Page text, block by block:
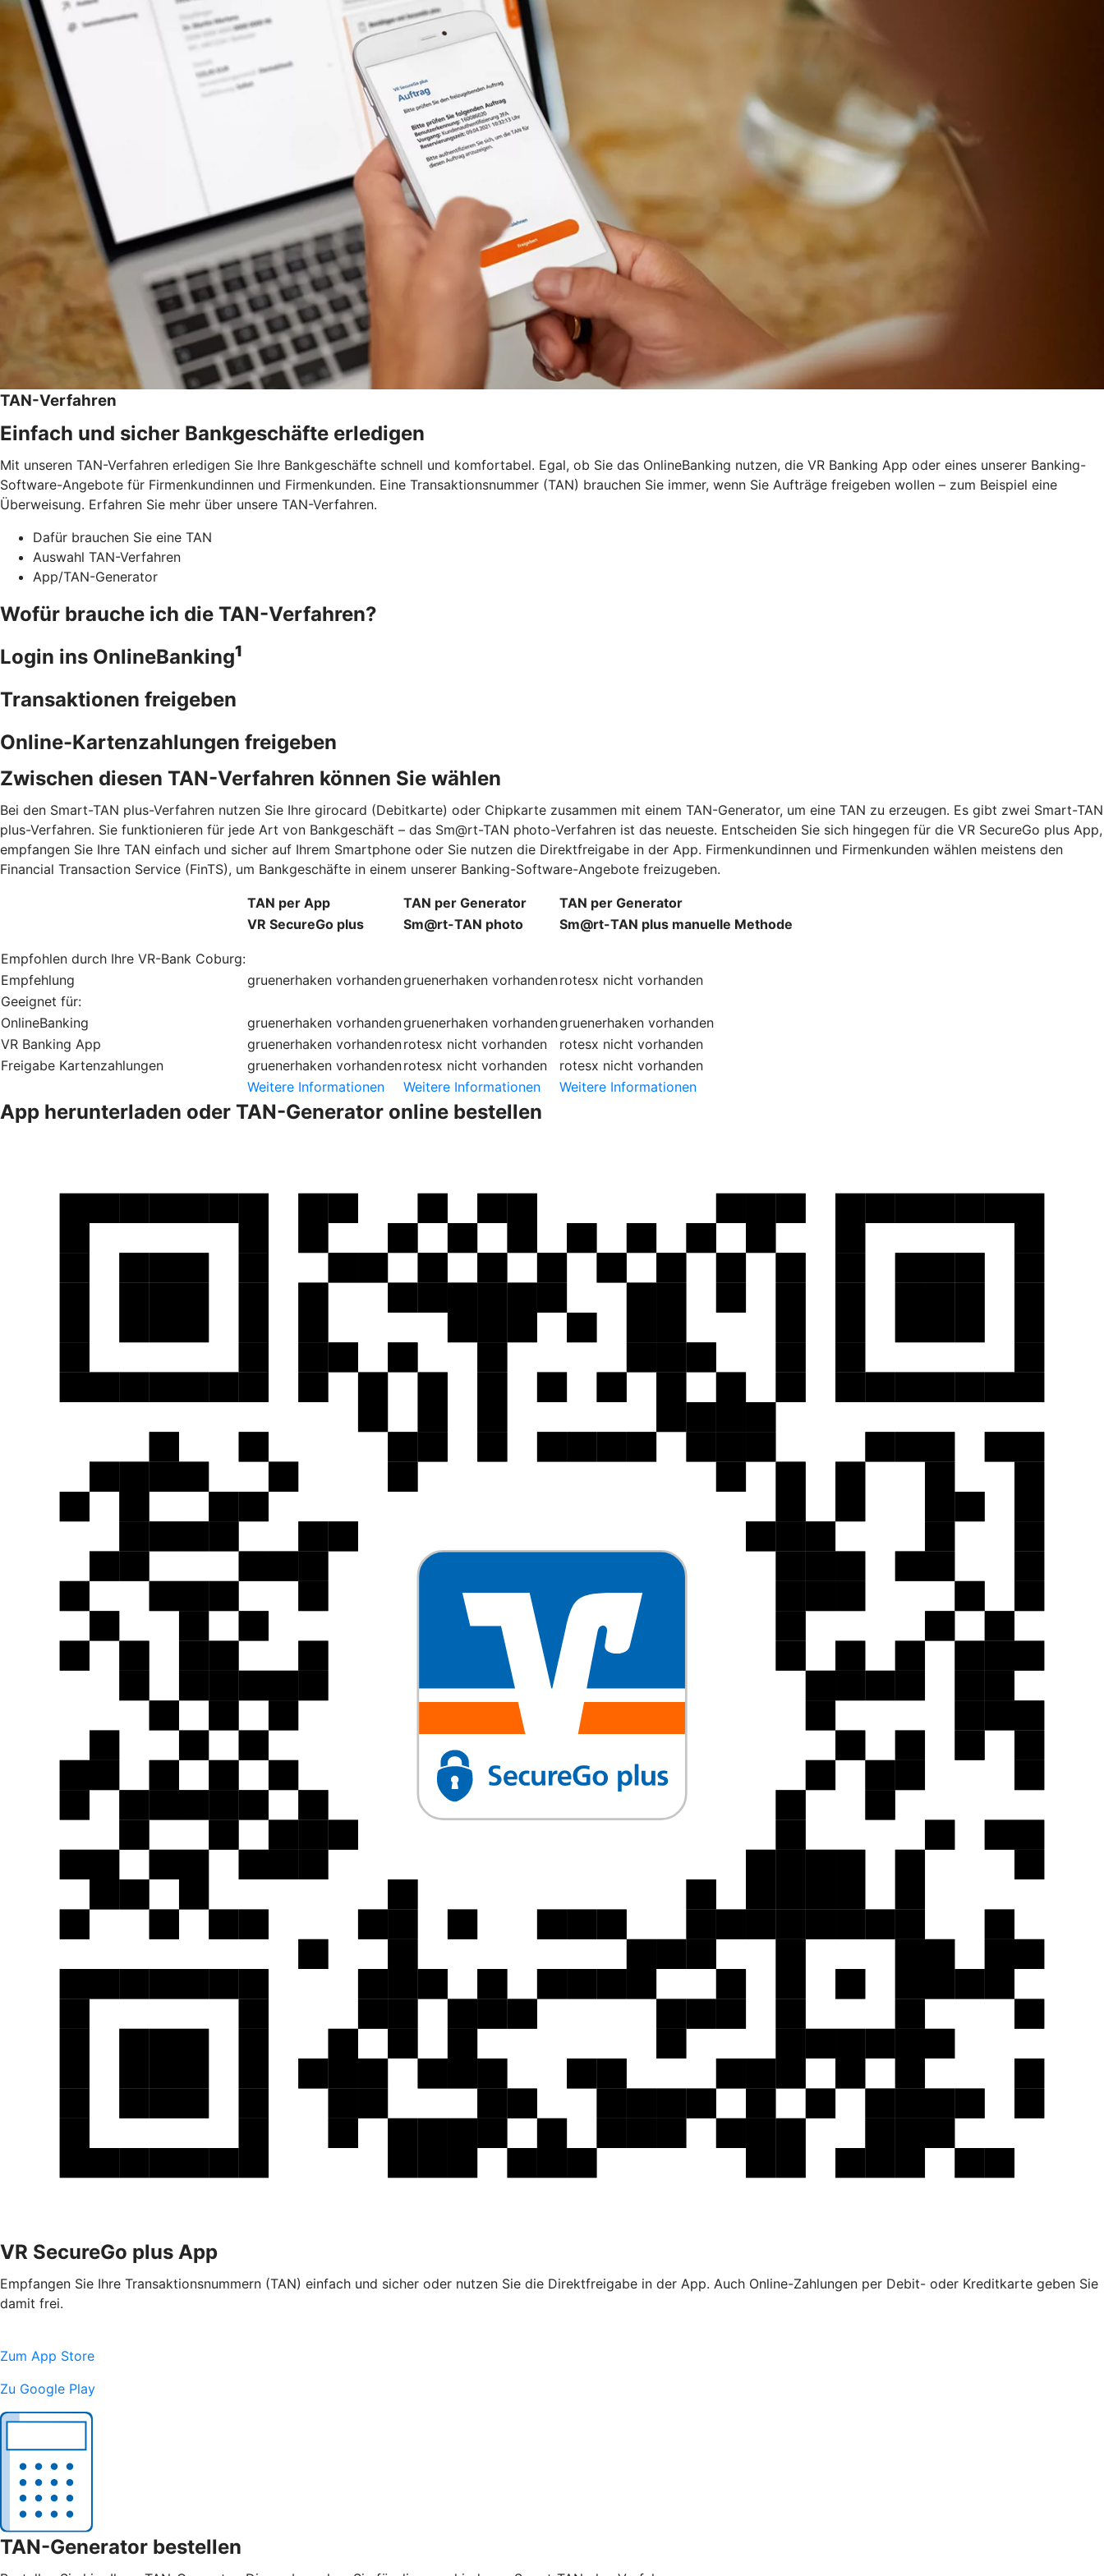
TAN-Verfahren
Einfach und sicher Bankgeschäfte erledigen
Mit unseren TAN-Verfahren erledigen Sie Ihre Bankgeschäfte schnell und komfortabel. Egal, ob Sie das OnlineBanking nutzen, die VR Banking App oder eines unserer Banking-
Software-Angebote für Firmenkundinnen und Firmenkunden. Eine Transaktionsnummer (TAN) brauchen Sie immer, wenn Sie Aufträge freigeben wollen – zum Beispiel eine
Überweisung. Erfahren Sie mehr über unsere TAN-Verfahren.
Dafür brauchen Sie eine TAN
Auswahl TAN-Verfahren
App/TAN-Generator
Wofür brauche ich die TAN-Verfahren?
Login ins OnlineBanking1
Transaktionen freigeben
Online-Kartenzahlungen freigeben
Zwischen diesen TAN-Verfahren können Sie wählen
Bei den Smart-TAN plus-Verfahren nutzen Sie Ihre girocard (Debitkarte) oder Chipkarte zusammen mit einem TAN-Generator, um eine TAN zu erzeugen. Es gibt zwei Smart-TAN
plus-Verfahren. Sie funktionieren für jede Art von Bankgeschäft – das Sm@rt-TAN photo-Verfahren ist das neueste. Entscheiden Sie sich hingegen für die VR SecureGo plus App,
empfangen Sie Ihre TAN einfach und sicher auf Ihrem Smartphone oder Sie nutzen die Direktfreigabe in der App. Firmenkundinnen und Firmenkunden wählen meistens den
Financial Transaction Service (FinTS), um Bankgeschäfte in einem unserer Banking-Software-Angebote freizugeben.
TAN per App TAN per Generator
TAN per Generator
VR SecureGo plus
Sm@rt-TAN photo Sm@rt-TAN plus manuelle Methode
Empfohlen durch Ihre VR-Bank Coburg:
Empfehlung
gruenerhaken vorhandengruenerhaken vorhandenrotesx nicht vorhanden
Geeignet für:
OnlineBanking
gruenerhaken vorhandengruenerhaken vorhandengruenerhaken vorhanden
VR Banking App
gruenerhaken vorhandenrotesx nicht vorhanden rotesx nicht vorhanden
Freigabe Kartenzahlungen
gruenerhaken vorhandenrotesx nicht vorhanden rotesx nicht vorhanden
Weitere Informationen
Weitere Informationen Weitere Informationen
App herunterladen oder TAN-Generator online bestellen
VR SecureGo plus App
Empfangen Sie Ihre Transaktionsnummern (TAN) einfach und sicher oder nutzen Sie die Direktfreigabe in der App. Auch Online-Zahlungen per Debit- oder Kreditkarte geben Sie
damit frei.
Zum App Store
Zu Google Play
TAN-Generator bestellen